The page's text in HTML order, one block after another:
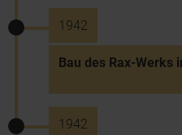
1942
Bau des Rax-Werks
1942